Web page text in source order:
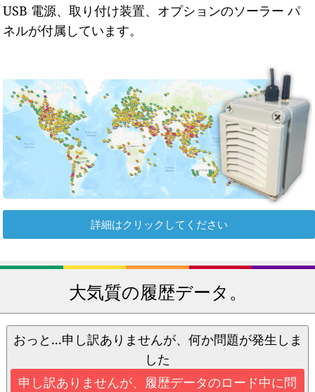
USB 電源、取り付け装置、オプションのソーラー パ
ネルが付属しています。
詳細はクリックしてください
大気質の履歴データ。
おっと...申し訳ありませんが、何か問題が発生しま
した
申し訳ありませんが、履歴データのロード中に問